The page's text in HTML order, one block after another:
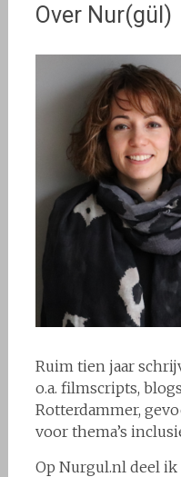
Over Nur(gül)
Ruim tien jaar
o.a. filmscripts,
Rotterdammer,
voor thema’s
Op Nurgul.nl deel